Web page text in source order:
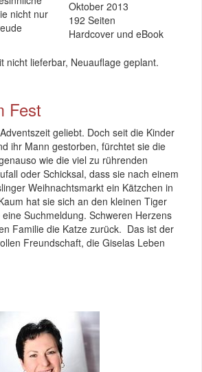
Oktober 2013
192 Seiten
Hardcover und eBook
nicht nur
nicht lieferbar, Neuauflage geplant.
Fest
geliebt. Doch seit die Kinder
ihr Mann gestorben, fürchtet sie die
wie die viel zu rührenden
oder Schicksal, dass sie nach einem
Weihnachtsmarkt ein Kätzchen in
hat sie sich an den kleinen Tiger
Suchmeldung. Schweren Herzens
Familie die Katze zurück. Das ist der
Freundschaft, die Giselas Leben